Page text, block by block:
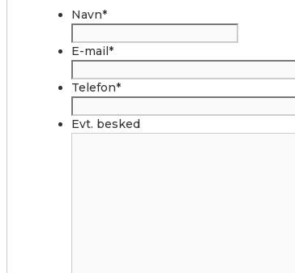
Navn*
E-mail*
Telefon*
Evt. besked